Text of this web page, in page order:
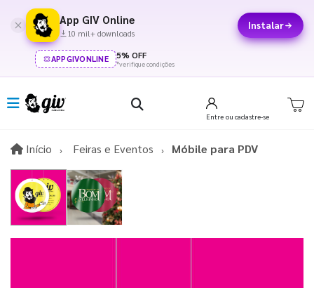
App GIV Online
10 mil+ downloads
Instalar
APPGIVONLINE 5% OFF
*verifique condições
Entre ou cadastre-se
Início InícioFeiras e Eventos Móbile para PDV